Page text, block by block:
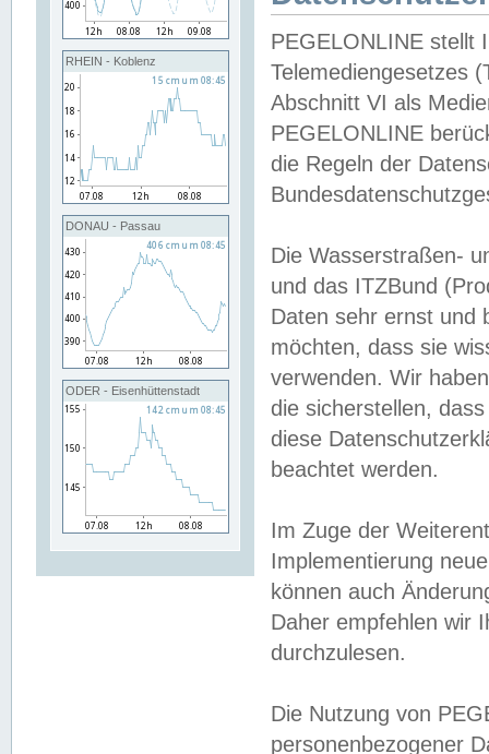
RHEIN - Koblenz
DONAU - Passau
ODER - Eisenhüttenstadt
PEGELONLINE stellt
Telemediengesetzes
Abschnitt VI als
PEGELONLINE
die Regeln der
Die Wasserstraßen-
und das ITZBund
Daten sehr ernst und
möchten, dass sie
verwenden. Wir
die sicherstellen,
diese
beachtet werden.
Im Zuge der
Implementierung
können auch
Daher empfehlen wir
durchzulesen.
Die Nutzung von
personenbezogener